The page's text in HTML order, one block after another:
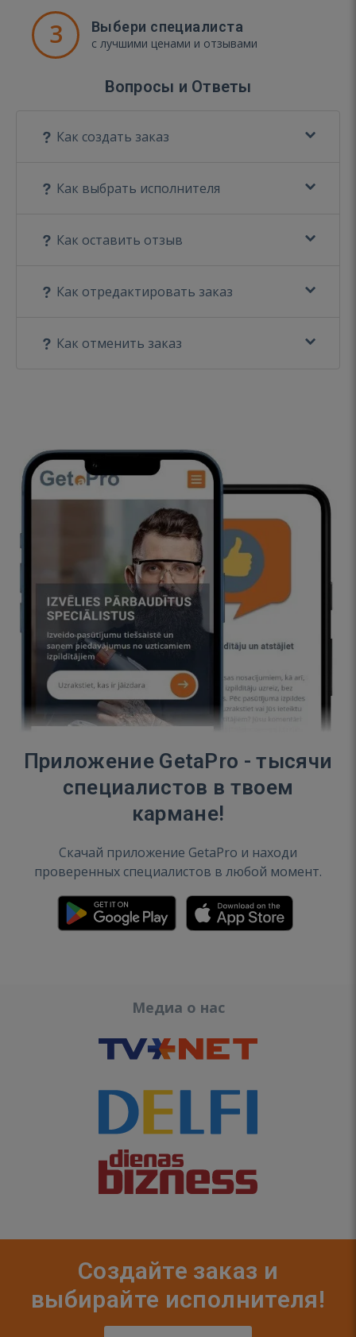
3 Выбери специалиста
с лучшими ценами и отзывами
Вопросы и Ответы
Как создать заказ
Как выбрать исполнителя
Как оставить отзыв
Как отредактировать заказ
Как отменить заказ
Приложение GetaPro - тысячи
специалистов в твоем
кармане!
Скачай приложение GetaPro и находи
проверенных специалистов в любой момент.
Медиа о нас
Создайте заказ и
выбирайте исполнителя!